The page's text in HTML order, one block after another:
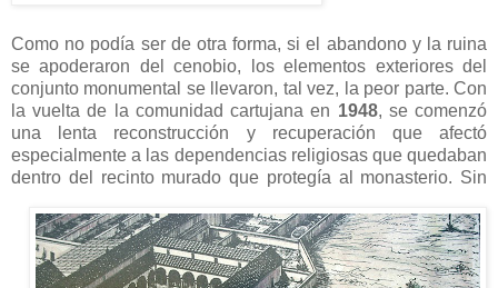
Como no podía ser de otra forma, si el abandono y la ruina
se apoderaron del cenobio, los elementos exteriores del
conjunto monumental se llevaron, tal vez, la peor parte. Con
la vuelta de la comunidad cartujana en 1948, se comenzó
una lenta reconstrucción y recuperación que afectó
especialmente a las dependencias religiosas que quedaban
dentro del recinto murado que protegía al monasterio. Sin